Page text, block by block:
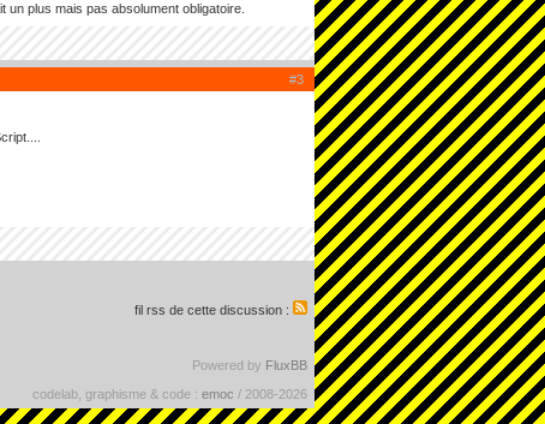
plus mais pas absolument obligatoire.
#3
fil rss de cette discussion :
Powered by FluxBB
codelab, graphisme & code : emoc / 2008-2026